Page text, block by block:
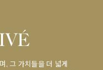
그 가치들을 더 넓게